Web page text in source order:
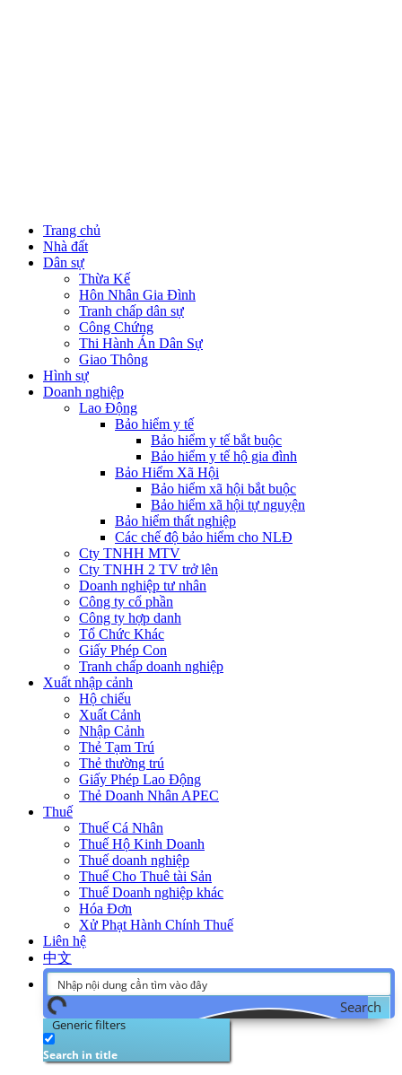
Trang chủ
Nhà đất
Dân sự
Thừa Kế
Hôn Nhân Gia Đình
Tranh chấp dân sự
Công Chứng
Thi Hành Án Dân Sự
Giao Thông
Hình sự
Doanh nghiệp
Lao Động
Bảo hiểm y tế
Bảo hiểm y tế bắt buộc
Bảo hiểm y tế hộ gia đình
Bảo Hiểm Xã Hội
Bảo hiểm xã hội bắt buộc
Bảo hiểm xã hội tự nguyện
Bảo hiểm thất nghiệp
Các chế độ bảo hiểm cho NLĐ
Cty TNHH MTV
Cty TNHH 2 TV trở lên
Doanh nghiệp tư nhân
Công ty cổ phần
Công ty hợp danh
Tổ Chức Khác
Giấy Phép Con
Tranh chấp doanh nghiệp
Xuất nhập cảnh
Hộ chiếu
Xuất Cảnh
Nhập Cảnh
Thẻ Tạm Trú
Thẻ thường trú
Giấy Phép Lao Động
Thẻ Doanh Nhân APEC
Thuế
Thuế Cá Nhân
Thuế Hộ Kinh Doanh
Thuế doanh nghiệp
Thuế Cho Thuê tài Sản
Thuế Doanh nghiệp khác
Hóa Đơn
Xử Phạt Hành Chính Thuế
Liên hệ
中文
Search
Generic filters
Search in title